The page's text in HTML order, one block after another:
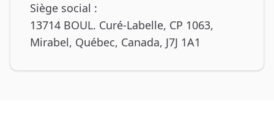
Siège social :
13714 BOUL. Curé-Labelle, CP 1063,
Mirabel, Québec, Canada, J7J 1A1